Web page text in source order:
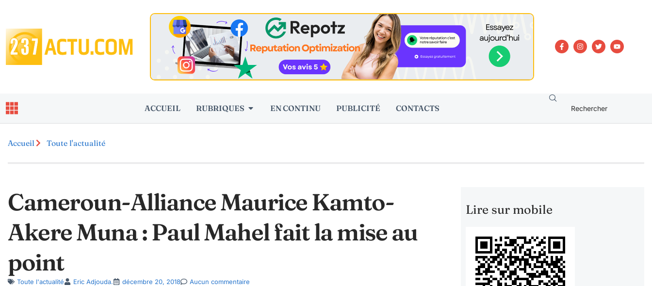
ACCUEIL RUBRIQUES EN CONTINU PUBLICITÉ CONTACTS
Accueil Toute l'actualité
Cameroun-Alliance Maurice Kamto-
Akere Muna : Paul Mahel fait la mise au
point
Toute l'actualité Eric Adjouda. décembre 20, 2018 Aucun commentaire
Lire sur mobile